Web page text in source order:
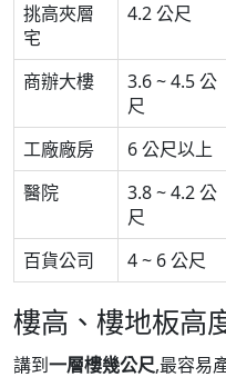
挑高夾層
宅
4.2 公尺
商辦大樓
3.6 ~ 4.5 公
尺
工廠廠房 6 公尺以上
醫院
3.8 ~ 4.2 公
尺
百貨公司 4 ~ 6 公尺
樓高、樓地板高
講到一層樓幾公尺,最容易